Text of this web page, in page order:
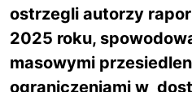
ostrzegli autorzy
2025 roku,
masowymi
ograniczeniami w